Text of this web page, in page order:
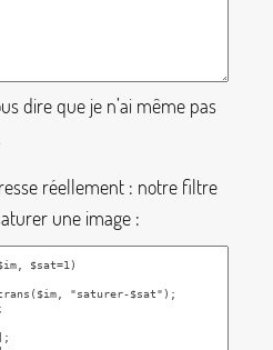
dire que je n’ai même pas
réellement : notre filtre
une image :